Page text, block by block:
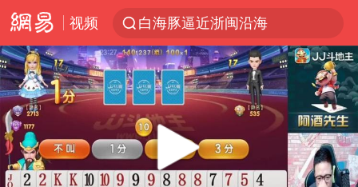
视频
白海豚逼近浙闽沿海
1枚就能让航母瘫痪 轰-6J实力有多强
王艺迪2-4不敌张本美和止步4强
国足U17与阿森纳决赛取消 并列冠军
上门女婿出轨女邻居多年被判重婚罪
王传君 《披荆斩棘》